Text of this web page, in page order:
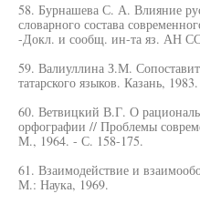
58. Бурнашева С. А. Влияние
словарного состава
-Докл. и сообщ. ин-та яз. АН
59. Валиуллина З.М.
татарского языков. Казань, 1983.
60. Ветвицкий В.Г. О
орфографии // Проблемы
М., 1964. - С. 158-175.
61. Взаимодействие и
М.: Наука, 1969.